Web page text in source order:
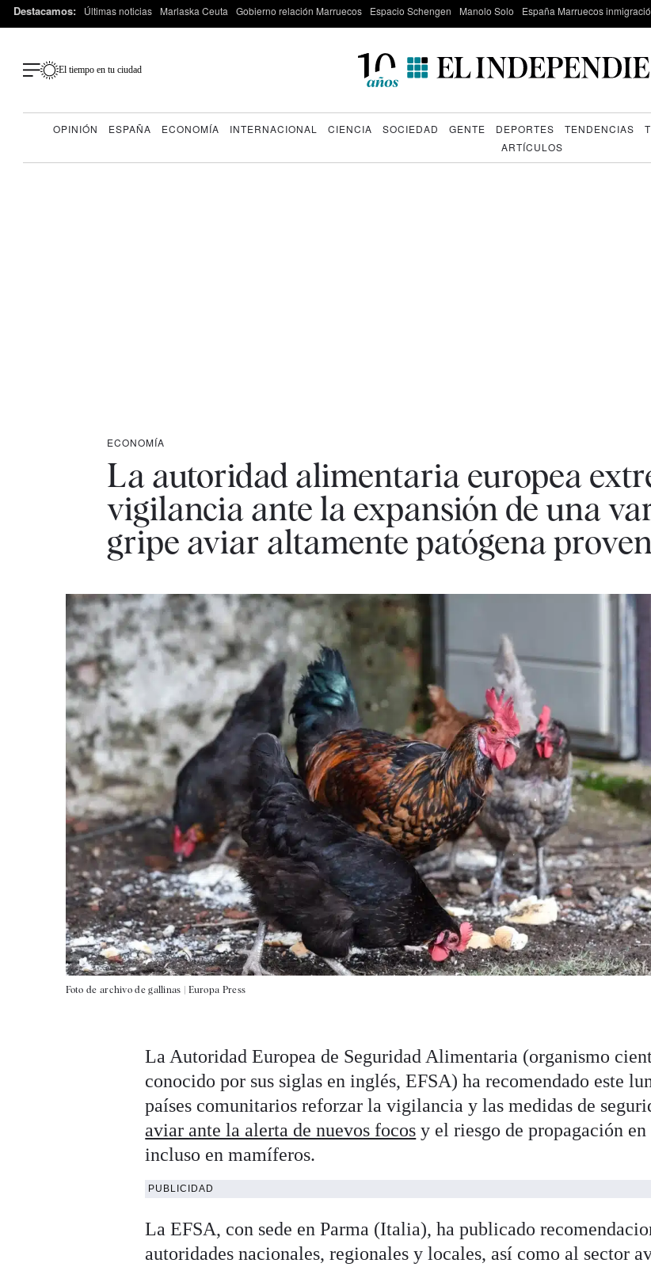
Destacamos: Últimas noticias Marlaska Ceuta Gobierno relación Marruecos Espacio Schengen Manolo Solo España Marruecos
El tiempo en tu ciudad
OPINIÓN ESPAÑA ECONOMÍA INTERNACIONAL CIENCIA SOCIEDAD GENTE DEPORTES TENDENCIAS
ARTÍCULOS
ECONOMÍA
La autoridad alimentaria europea
vigilancia ante la expansión de una
gripe aviar altamente patógena
Foto de archivo de gallinas | Europa Press
La Autoridad Europea de Seguridad Alimentaria (organismo
conocido por sus siglas en inglés, EFSA) ha recomendado este
países comunitarios reforzar la vigilancia y las medidas de
aviar ante la alerta de nuevos focos y el riesgo de propagación en
incluso en mamíferos.
PUBLICIDAD
La EFSA, con sede en Parma (Italia), ha publicado
autoridades nacionales, regionales y locales, así como al sector